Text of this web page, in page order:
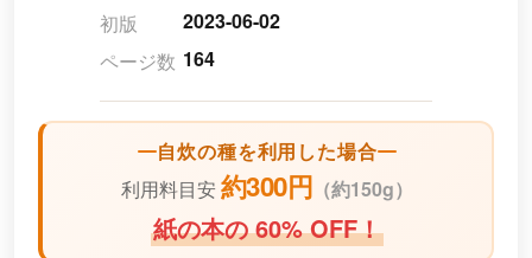
初版
2023-06-02
ページ数 164
自炊の種を利用した場合
利用料目安 約300円 （約150g）
紙の本の 60% OFF！